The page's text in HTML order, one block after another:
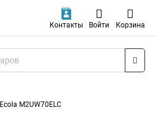
Контакты Войти Корзина
Ecola M2UW70ELC